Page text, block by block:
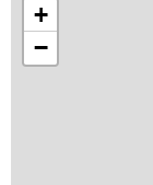
+
−